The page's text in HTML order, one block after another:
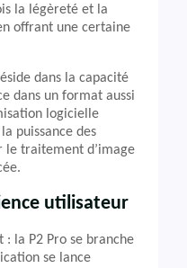
la légèreté et la
offrant une certaine
dans la capacité
dans un format aussi
logicielle
puissance des
le traitement d’image
utilisateur
: la P2 Pro se branche
se lance